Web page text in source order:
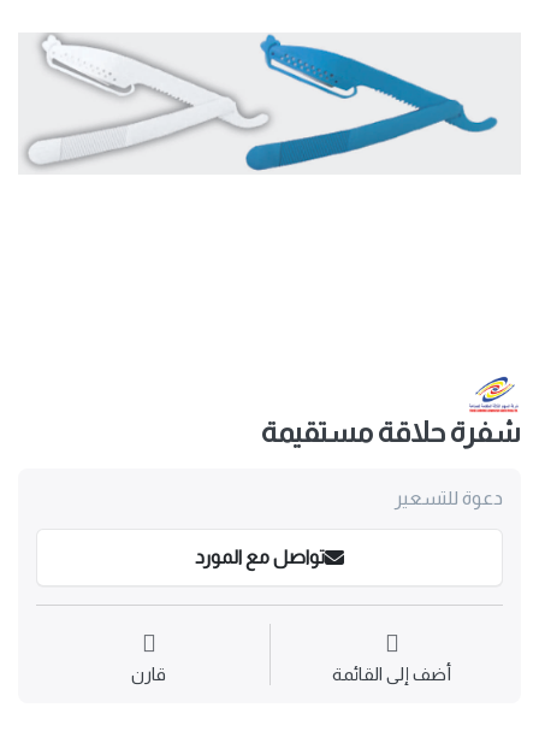
شفرة حلاقة مستقيمة
دعوة للتسعير
تواصل مع المورد
أضف إلى القائمة قارن